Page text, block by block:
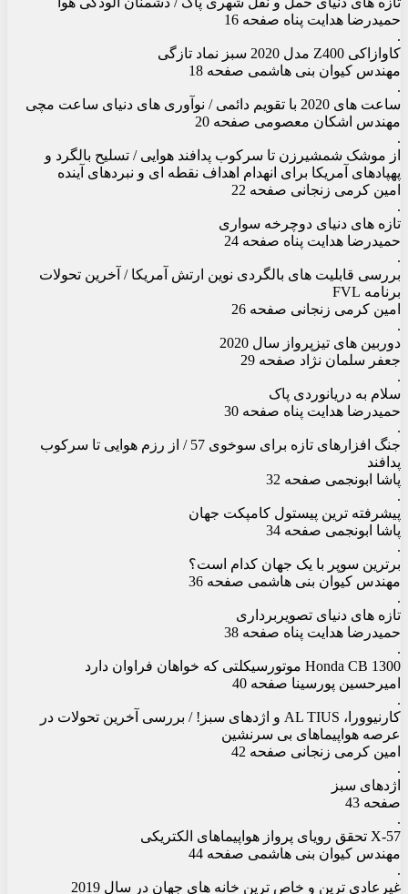
حمیدرضا هدایت پناه صفحه 16
.
کاوازاکی Z400 مدل 2020 سبز نماد تازگی
مهندس کیوان بنی هاشمی صفحه 18
.
ساعت های 2020 با تقویم دائمی / نوآوری های دنیای ساعت مچی
مهندس اشکان معصومی صفحه 20
.
از موشک شمشیرزن تا سرکوب پدافند هوایی / تسلیح بالگرد و
پهپادهای آمریکا برای انهدام اهداف نقطه ای و نبردهای آینده
امین کرمی زنجانی صفحه 22
.
تازه های دنیای دوچرخه سواری
حمیدرضا هدایت پناه صفحه 24
.
بررسی قابلیت های بالگردی نوین ارتش آمریکا / آخرین تحولات
برنامه FVL
امین کرمی زنجانی صفحه 26
.
دوربین های تیزپرواز سال 2020
جعفر سلمان نژاد صفحه 29
.
سلام به دریانوردی پاک
حمیدرضا هدایت پناه صفحه 30
.
جنگ افزارهای تازه برای سوخوی 57 / از رزم هوایی تا سرکوب
پدافند
پاشا ابونجمی صفحه 32
.
پیشرفته ترین پیستول کامپکت جهان
پاشا ابونجمی صفحه 34
.
برترین سوپر با یک جهان کدام است؟
مهندس کیوان بنی هاشمی صفحه 36
.
تازه های دنیای تصویربرداری
حمیدرضا هدایت پناه صفحه 38
.
Honda CB 1300 موتورسیکلتی که خواهان فراوان دارد
امیرحسین پورسینا صفحه 40
.
کارنیوورا، AL TIUS و اژدهای سبز! / بررسی آخرین تحولات در
عرصه هواپیماهای بی سرنشین
امین کرمی زنجانی صفحه 42
.
اژدهای سبز
صفحه 43
.
X-57 تحقق رویای پرواز هواپیماهای الکتریکی
مهندس کیوان بنی هاشمی صفحه 44
.
غیرعادی ترین و خاص ترین خانه های جهان در سال 2019